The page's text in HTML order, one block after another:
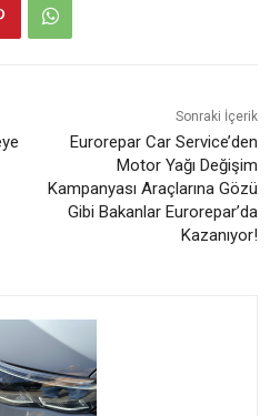
Sonraki İçerik
Eurorepar Car Service’den
Motor Yağı Değişim
Kampanyası Araçlarına Gözü
Gibi Bakanlar Eurorepar’da
Kazanıyor!